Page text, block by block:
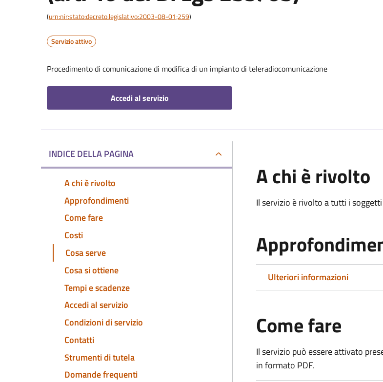
(urn:nir:stato:decreto.legislativo:2003-08-01;259)
Servizio attivo
Procedimento di comunicazione di modifica di un impianto di teleradiocomunicazione
Accedi al servizio
INDICE DELLA PAGINA
A chi è rivolto
Approfondimenti
Come fare
Costi
Cosa serve
Cosa si ottiene
Tempi e scadenze
Accedi al servizio
Condizioni di servizio
Contatti
Strumenti di tutela
Domande frequenti
A chi è rivolto
Il servizio è rivolto a tutti i
Ulteriori informazioni
Come fare
Il servizio può essere attivato
in formato PDF.